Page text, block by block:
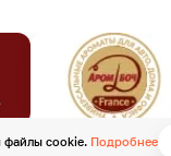
файлы cookie. Подробнее